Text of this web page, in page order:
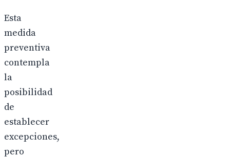
Esta
medida
preventiva
contempla
la
posibilidad
de
establecer
excepciones,
pero